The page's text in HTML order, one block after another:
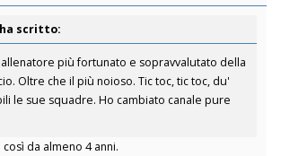
scritto:
più fortunato e sopravvalutato della
Oltre che il più noioso. Tic toc, tic toc, du'
le sue squadre. Ho cambiato canale pure
da almeno 4 anni.